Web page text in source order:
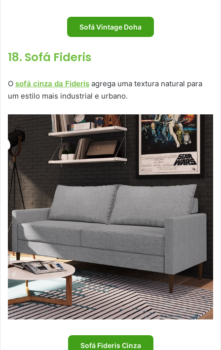
Sofá Vintage Doha
18. Sofá Fideris
O sofá cinza da Fideris agrega uma textura natural para
um estilo mais industrial e urbano.
Sofá Fideris Cinza